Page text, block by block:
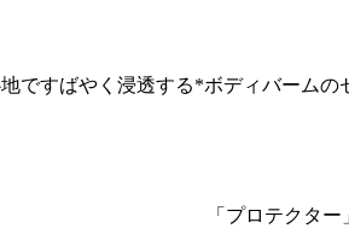
ですばやく浸透する*ボディバームの
「プロテクター